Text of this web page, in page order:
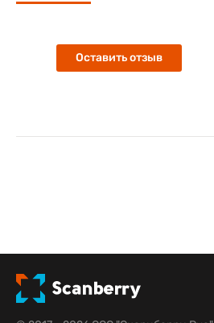
Оставить отзыв